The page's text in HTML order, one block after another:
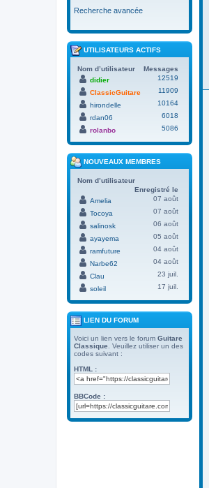
Recherche avancée
UTILISATEURS ACTIFS
Nom d’utilisateur
Messages
didier
12519
ClassicGuitare
11909
hirondelle
10164
rdan06
6018
rolanbo
5086
NOUVEAUX MEMBRES
Nom d’utilisateur
Enregistré le
Amelia
07 août
Tocoya
07 août
salinosk
06 août
ayayema
05 août
ramfuture
04 août
Narbe62
04 août
Clau
23 juil.
soleil
17 juil.
LIEN DU FORUM
Voici un lien vers le forum Guitare
Classique . Veuillez utiliser un des
codes suivant :
HTML :
BBCode :